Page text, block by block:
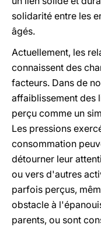
solidarité entre les
âgés.
Actuellement, les
connaissent des
facteurs. Dans de
affaiblissement des
perçu comme un
Les pressions
consommation
détourner leur
ou vers d'autres
parfois perçus,
obstacle à
parents, ou sont